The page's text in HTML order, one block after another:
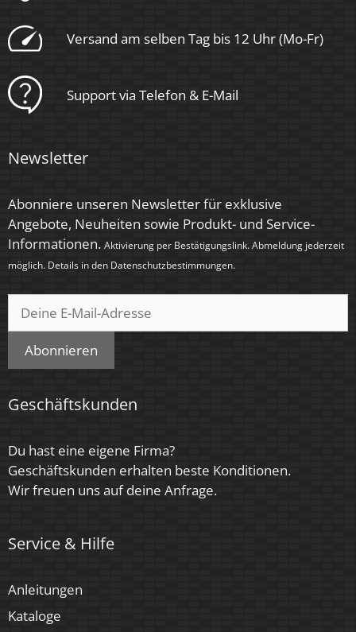
Form
Eckig
> 25.000
< 1,00 Sek.
< 0,5 Sek.
Farbe
Eisen – gebürstet
Farbkonsistenz
< 6 SDCM
Marke / Hersteller
Luxvenum
G
Herstellergarantie
Für Möbeleinbau geeignet
Versand am selben Tag bis 12 Uhr (Mo-Fr)
Support via Telefon & E-Mail
Newsletter
Abonniere unseren Newsletter für exklusive
Angebote, Neuheiten sowie Produkt- und Service-
Informationen. Aktivierung per Bestätigungslink. Abmeldung jederzeit
möglich. Details in den Datenschutzbestimmungen.
Abonnieren
Geschäftskunden
Du hast eine eigene Firma?
Geschäftskunden erhalten beste Konditionen.
Wir freuen uns auf deine Anfrage.
Service & Hilfe
Anleitungen
Kataloge